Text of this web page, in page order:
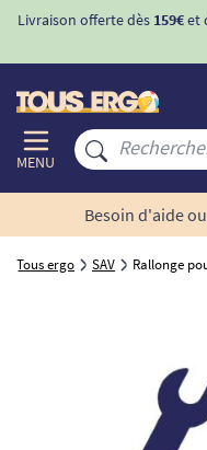
Livraison offerte dès 159€et
MENU
Besoin d'aide
Tous ergo SAV Rallonge